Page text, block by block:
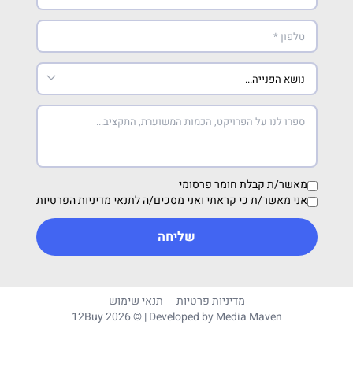
מאשר/ת קבלת חומר פרסומי
אני מאשר/ת כי קראתי ואני מסכים/ה לתנאי מדיניות הפרטיות
שליחה
מדיניות פרטיות
תנאי שימוש
12Buy 2026 © | Developed byMedia Maven